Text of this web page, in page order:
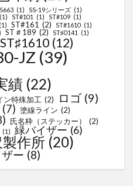
(1) SS-19シリーズ (1)
(1) ST#101 (1) ST#109 (1)
(1) ST#161 (2) ST#1610 (1)
ST＃189 (2) ST♯0141
(1)
ST♯1610 (12)
JZ (39)
績 (22)
ン特殊加工 (2) ロゴ (9)
(7) 塗線ライン (2)
氏名枠（ステッカー） (2)
(1) 緑バイザー (6)
作所 (20)
ー (8)